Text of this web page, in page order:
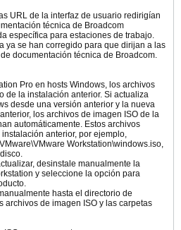
URL de la interfaz de usuario redirigían
técnica de Broadcom
específica para estaciones de trabajo.
ya se han corregido para que dirijan a las
documentación técnica de Broadcom.
Pro en hosts Windows, los archivos
de la instalación anterior. Si actualiza
desde una versión anterior y la nueva
los archivos de imagen ISO de la
automáticamente. Estos archivos
anterior, por ejemplo,
Workstation\windows.iso,
desinstale manualmente la
y seleccione la opción para
hasta el directorio de
archivos de imagen ISO y las carpetas